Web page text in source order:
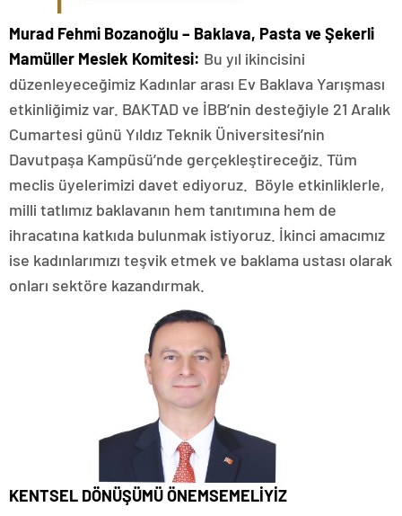
Murad Fehmi Bozanoğlu – Baklava, Pasta ve Şekerli
Mamüller Meslek Komitesi: Bu yıl ikincisini
düzenleyeceğimiz Kadınlar arası Ev Baklava Yarışması
etkinliğimiz var. BAKTAD ve İBB’nin desteğiyle 21 Aralık
Cumartesi günü Yıldız Teknik Üniversitesi’nin
Davutpaşa Kampüsü’nde gerçekleştireceğiz. Tüm
meclis üyelerimizi davet ediyoruz. Böyle etkinliklerle,
milli tatlımız baklavanın hem tanıtımına hem de
ihracatına katkıda bulunmak istiyoruz. İkinci amacımız
ise kadınlarımızı teşvik etmek ve baklama ustası olarak
onları sektöre kazandırmak.
KENTSEL DÖNÜŞÜMÜ ÖNEMSEMELİYİZ